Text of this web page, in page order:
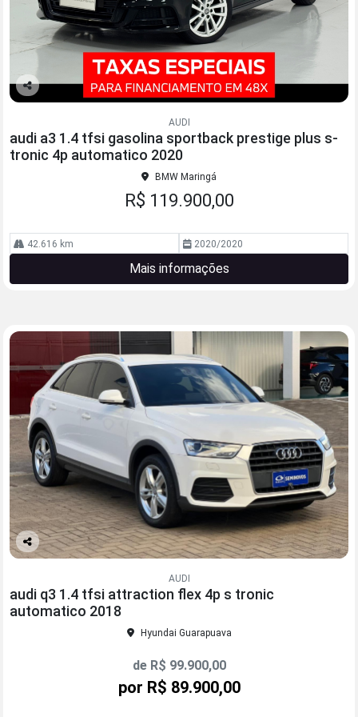
Co
lhe
AUDI
audi a3 1.4 tfsi gasolina sportback prestige plus s-
tronic 4p automatico 2020
BMW Maringá
R$ 119.900,00
42.616 km 2020/2020
Mais informações
Co
lhe
AUDI
audi q3 1.4 tfsi attraction flex 4p s tronic
automatico 2018
Hyundai Guarapuava
de R$ 99.900,00
por R$ 89.900,00